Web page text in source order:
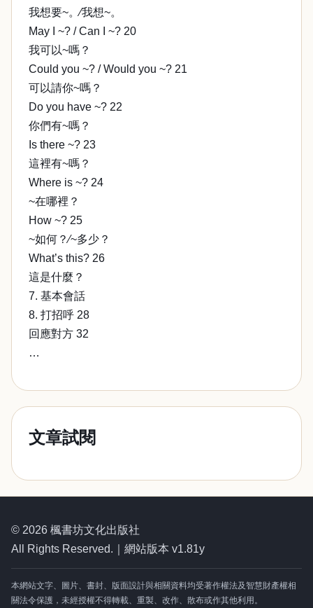
我想要~。∕我想~。
May I ~? / Can I ~? 20
我可以~嗎？
Could you ~? / Would you ~? 21
可以請你~嗎？
Do you have ~? 22
你們有~嗎？
Is there ~? 23
這裡有~嗎？
Where is ~? 24
~在哪裡？
How ~? 25
~如何？∕~多少？
What’s this? 26
這是什麼？
7. 基本會話
8. 打招呼 28
回應對方 32
…
文章試閱
© 2026 楓書坊文化出版社
All Rights Reserved.｜網站版本 v1.81y
本網站文字、圖片、書封、版面設計與相關資料均受著作權法及智慧財產權相
關法令保護，未經授權不得轉載、重製、改作、散布或作其他利用。